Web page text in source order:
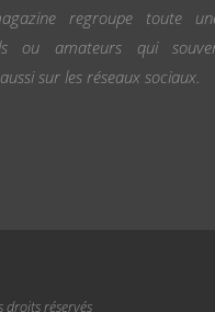
regroupe toute
ou amateurs qui
sur les réseaux sociaux.
droits réservés